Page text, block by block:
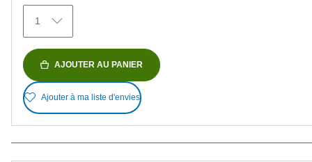
1
AJOUTER AU PANIER
Ajouter à ma liste d'envies